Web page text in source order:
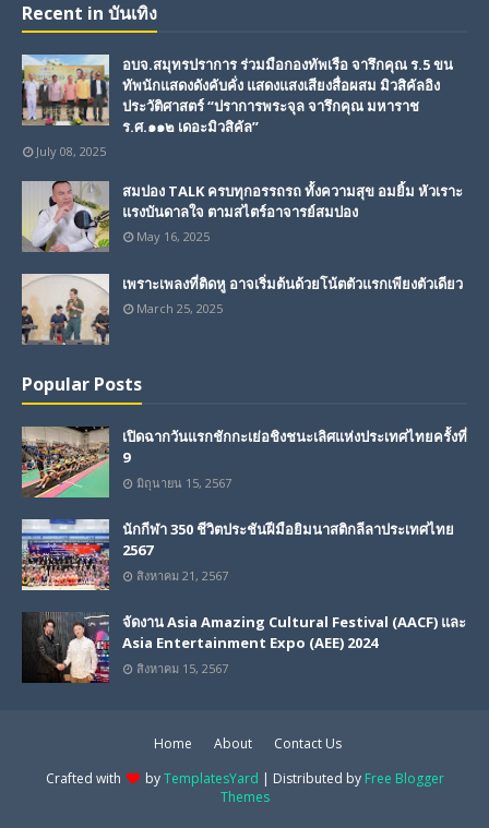
Recent in บันเทิง
อบจ.สมุทรปราการ ร่วมมือกองทัพเรือ จารึกคุณ ร.5 ขน
ทัพนักแสดงดังคับคั่ง แสดงแสงเสียงสื่อผสม มิวสิคัลอิง
ประวัติศาสตร์ “ปราการพระจุล จารึกคุณ มหาราช
ร.ศ.๑๑๒ เดอะมิวสิคัล”
July 08, 2025
สมปอง TALK ครบทุกอรรถรถ ทั้งความสุข อมยิ้ม หัวเราะ
แรงบันดาลใจ ตามสไตร์อาจารย์สมปอง
May 16, 2025
เพราะเพลงที่ติดหู อาจเริ่มต้นด้วยโน้ตตัวแรกเพียงตัวเดียว
March 25, 2025
Popular Posts
เปิดฉากวันแรกชักกะเย่อชิงชนะเลิศแห่งประเทศไทยครั้งที่
9
มิถุนายน 15, 2567
นักกีฬา 350 ชีวิตประชันฝีมือยิมนาสติกลีลาประเทศไทย
2567
สิงหาคม 21, 2567
จัดงาน Asia Amazing Cultural Festival (AACF) และ
Asia Entertainment Expo (AEE) 2024
สิงหาคม 15, 2567
Home About
Contact Us
Crafted with
byTemplatesYard | Distributed by Free Blogger
Themes